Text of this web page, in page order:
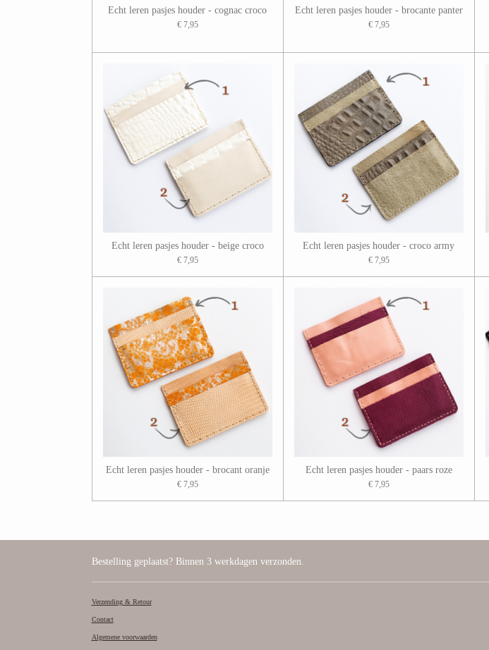
Echt leren pasjes houder - cognac croco
€ 7,95
Echt leren pasjes houder - brocante panter
€ 7,95
Echt leren pasjes houder - beige croco
€ 7,95
Echt leren pasjes houder - croco army
€ 7,95
Echt leren pasjes houder - brocant oranje
€ 7,95
Echt leren pasjes houder - paars roze
€ 7,95
Bestelling geplaatst? Binnen 3 werkdagen verzonden.
Verzending & Retour
Contact
Algemene voorwaarden